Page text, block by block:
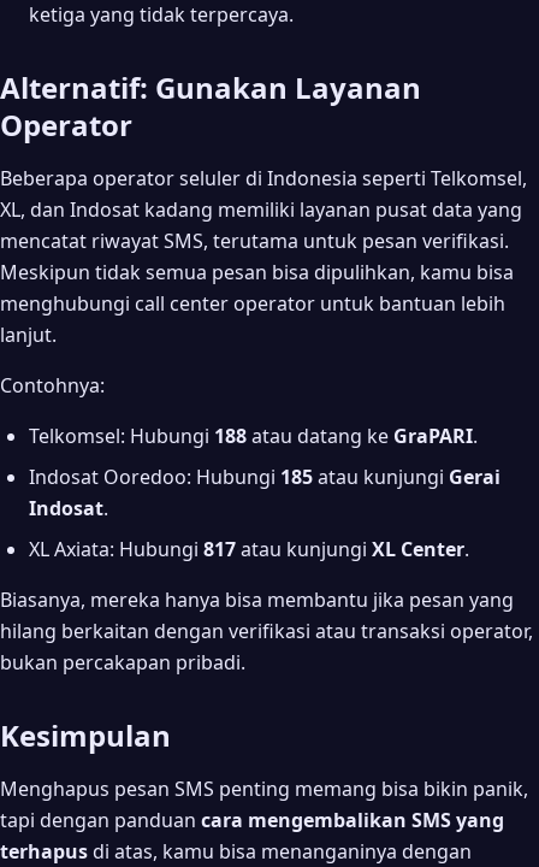
ketiga yang tidak terpercaya.
Alternatif: Gunakan Layanan
Operator
Beberapa operator seluler di Indonesia seperti Telkomsel,
XL, dan Indosat kadang memiliki layanan pusat data yang
mencatat riwayat SMS, terutama untuk pesan verifikasi.
Meskipun tidak semua pesan bisa dipulihkan, kamu bisa
menghubungi call center operator untuk bantuan lebih
lanjut.
Contohnya:
Telkomsel: Hubungi 188atau datang ke GraPARI.
Indosat Ooredoo: Hubungi 185atau kunjungi Gerai
Indosat.
XL Axiata: Hubungi 817atau kunjungi XL Center.
Biasanya, mereka hanya bisa membantu jika pesan yang
hilang berkaitan dengan verifikasi atau transaksi operator,
bukan percakapan pribadi.
Kesimpulan
Menghapus pesan SMS penting memang bisa bikin panik,
tapi dengan panduan cara mengembalikan SMS yang
terhapusdi atas, kamu bisa menanganinya dengan